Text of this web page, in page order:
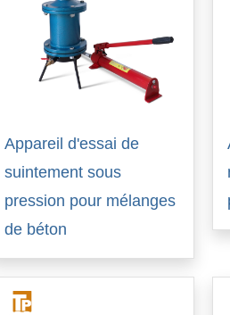
Appareil d'essai de
suintement sous
pression pour mélanges
de béton